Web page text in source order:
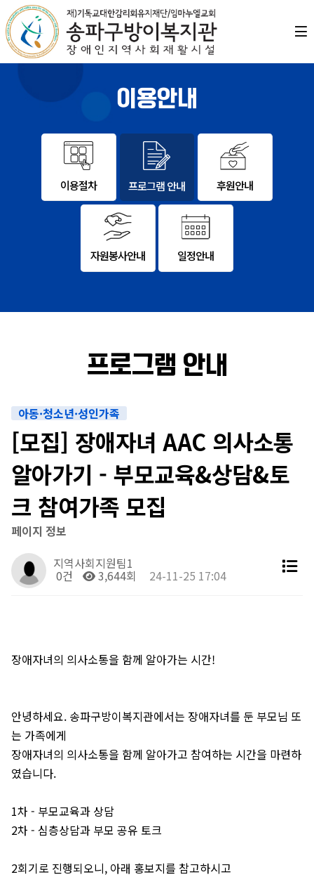
이용안내
이용절차 프로그램 안내 후원안내
자원봉사안내 일정안내
프로그램 안내
아동·청소년·성인가족
[모집] 장애자녀 AAC 의사소통
알아가기 - 부모교육&상담&토
크 참여가족 모집
페이지 정보
지역사회지원팀1
0건 3,644회 24-11-25 17:04
장애자녀의 의사소통을 함께 알아가는 시간!
안녕하세요. 송파구방이복지관에서는 장애자녀를 둔 부모님 또
는 가족에게
장애자녀의 의사소통을 함께 알아가고 참여하는 시간을 마련하
였습니다.
1차 - 부모교육과 상담
2차 - 심층상담과 부모 공유 토크
2회기로 진행되오니, 아래 홍보지를 참고하시고